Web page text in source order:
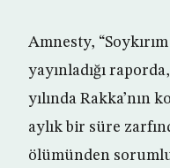
Amnesty, “Soykırım
yayınladığı
yılında Rakka’nın
aylık bir süre
ölümünden